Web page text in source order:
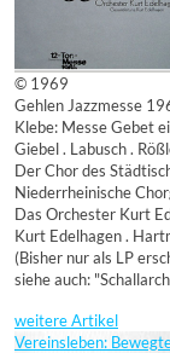
© 1969
Gehlen Jazzmesse
Klebe: Messe Gebet
Giebel . Labusch .
Der Chor des
Niederrheinische
Das Orchester Kurt
Kurt Edelhagen .
(Bisher nur als LP
siehe auch:
weitere Artikel
Vereinsleben: